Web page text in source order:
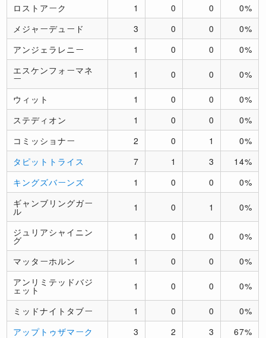
ロストアーク
1 0 0
0%
メジャーデュード
3 0 0
0%
アンジェラレニー
1 0 0
0%
エスケンフォーマネ
ー 1 0 0 0%
ウィット 1 0 0
0%
ステディオン
1 0 0
0%
コミッショナー
2 0 1
0%
タピットトライス
7 1 3
14%
キングズバーンズ
1 0 0
0%
ギャンブリングガー
ル 1 0 1 0%
ジュリアシャイニン
グ 1 0 0 0%
マッターホルン 1 0 0
0%
アンリミテッドバジ
ェット 1 0 0 0%
ミッドナイトタブー 1 0 0
0%
アップトゥザマーク
3 2 3
67%